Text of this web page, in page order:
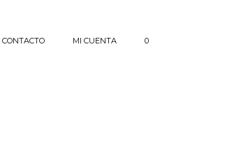
CONTACTO MI CUENTA 0